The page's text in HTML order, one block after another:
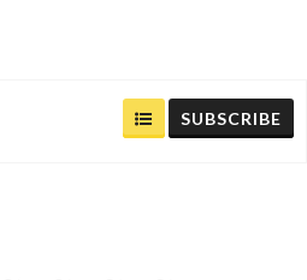
SUBSCRIBE